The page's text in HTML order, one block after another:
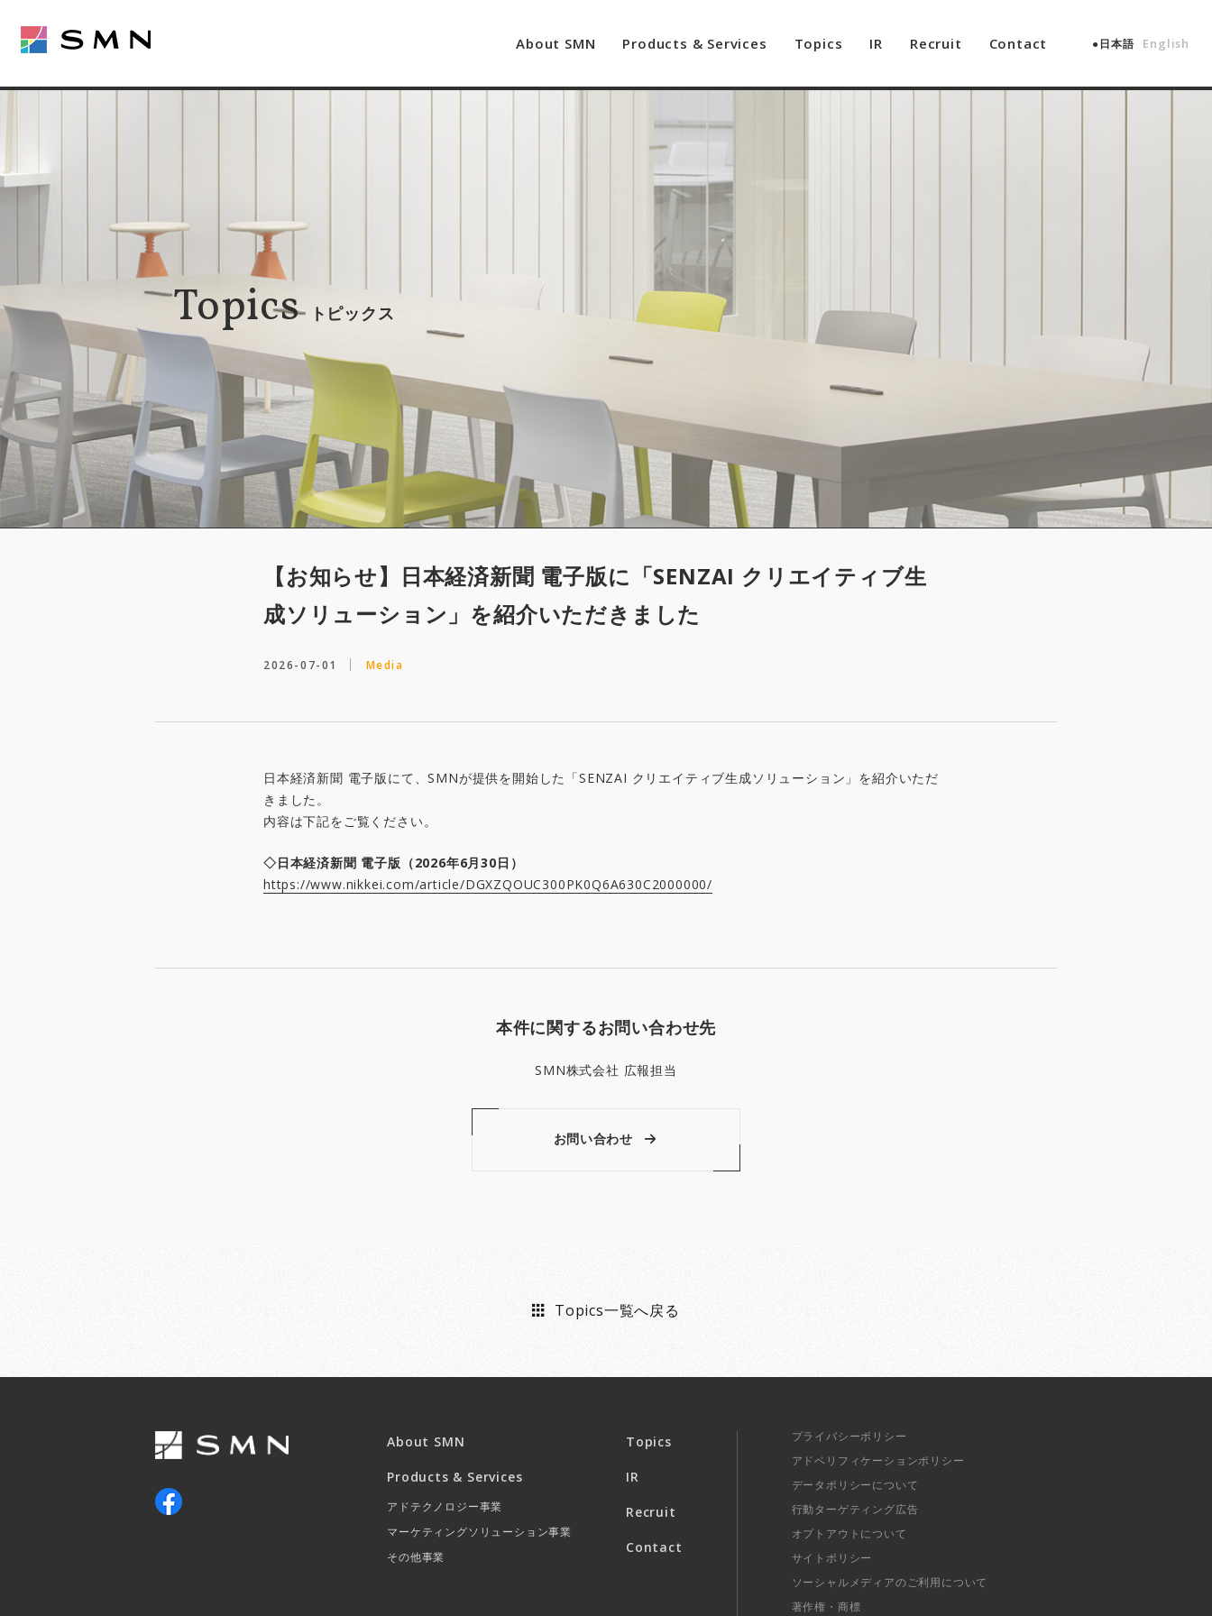
About SMN Products & Services Topics IR Recruit Contact 日本語 English
Topics トピックス
【お知らせ】日本経済新聞 電子版に「SENZAI クリエイティブ生
成ソリューション」を紹介いただきました
2026-07-01 Media
日本経済新聞 電子版にて、SMNが提供を開始した「SENZAI クリエイティブ生成ソリューション」を紹介いただ
きました。
内容は下記をご覧ください。
◇日本経済新聞 電子版（2026年6月30日）
https://www.nikkei.com/article/DGXZQOUC300PK0Q6A630C2000000/
本件に関するお問い合わせ先
SMN株式会社 広報担当
お問い合わせ
Topics一覧へ戻る
About SMN
Products & Services
アドテクノロジー事業
マーケティングソリューション事業
その他事業
Topics
IR
Recruit
Contact
プライバシーポリシー
アドベリフィケーションポリシー
データポリシーについて
行動ターゲティング広告
オプトアウトについて
サイトポリシー
ソーシャルメディアのご利用について
著作権・商標